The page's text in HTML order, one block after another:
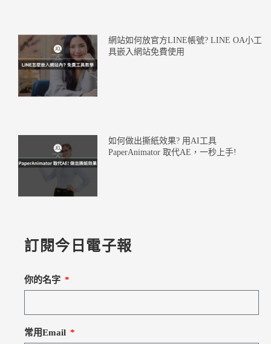
網站如何放官方LINE帳號? LINE OA小工
具嵌入網站免費使用
如何做出撕紙效果? 用AI工具
PaperAnimator 取代AE，一秒上手!
訂閱今日電子報
你的名字
常用Email